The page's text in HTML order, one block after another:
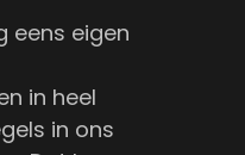
eens eigen
in heel
in ons